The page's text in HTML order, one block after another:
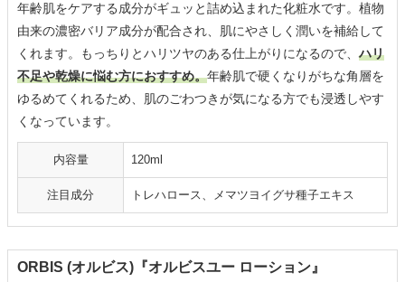
年齢肌をケアする成分がギュッと詰め込まれた化粧水です。植物
由来の濃密バリア成分が配合され、肌にやさしく潤いを補給して
くれます。もっちりとハリツヤのある仕上がりになるので、ハリ
不足や乾燥に悩む方におすすめ。年齢肌で硬くなりがちな角層を
ゆるめてくれるため、肌のごわつきが気になる方でも浸透しやす
くなっています。
内容量 120ml
注目成分 トレハロース、メマツヨイグサ種子エキス
ORBIS (オルビス)『オルビスユー ローション』